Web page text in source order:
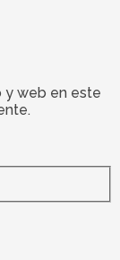
y web en este